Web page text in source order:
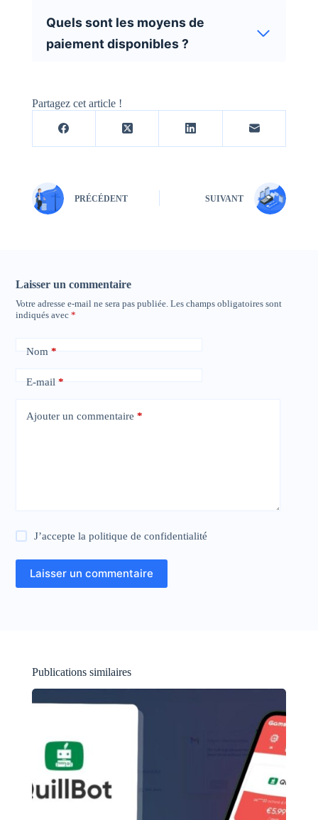
Quels sont les moyens de
paiement disponibles ?
Partagez cet article !
PRÉCÉDENT SUIVANT
Laisser un commentaire
Votre adresse e-mail ne sera pas publiée. Les champs obligatoires sont
indiqués avec*
Nom *
E-mail *
Ajouter un commentaire *
J’accepte la politique de confidentialité
Laisser un commentaire
Publications similaires